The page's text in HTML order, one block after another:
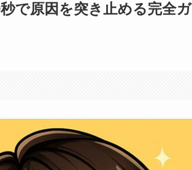
で原因を突き止める完全ガ